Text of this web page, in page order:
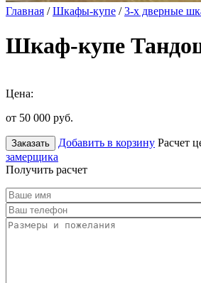
Главная /Шкафы-купе /3-х дверные
Шкаф-купе
Цена:
от 50 000 руб.
Заказать Добавить в корзину Расчет
замерщика
Получить расчет